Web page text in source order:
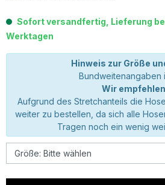
Sofort versandfertig, Lieferung
Werktagen
Hinweis zur Größe
Bundweitenangaben
Wir
Aufgrund des Stretchanteils die
weiter zu bestellen, da sich alle
Tragen noch ein wenig